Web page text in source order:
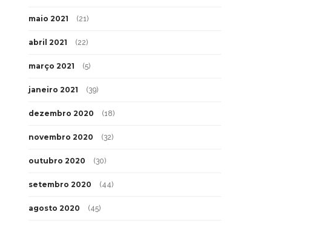
maio 2021 (21)
abril 2021 (22)
março 2021 (5)
janeiro 2021 (39)
dezembro 2020 (18)
novembro 2020 (32)
outubro 2020 (30)
setembro 2020 (44)
agosto 2020 (45)